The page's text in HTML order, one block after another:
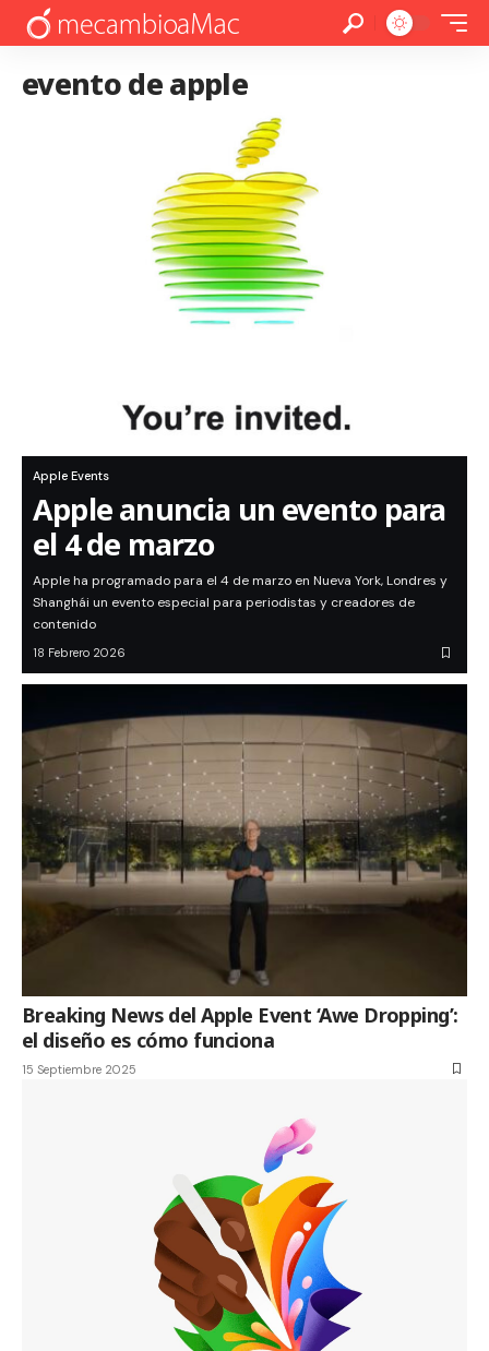
evento de apple
Apple Events
Apple anuncia un evento para
el 4 de marzo
Apple ha programado para el 4 de marzo en Nueva York, Londres y
Shanghái un evento especial para periodistas y creadores de
contenido
18 Febrero 2026
Breaking News del Apple Event ‘Awe Dropping’:
el diseño es cómo funciona
15 Septiembre 2025